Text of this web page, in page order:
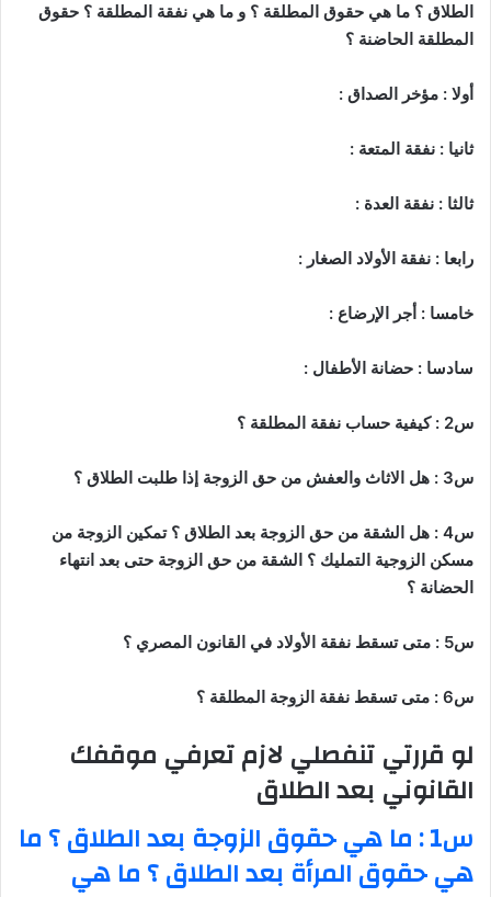
الطلاق ؟ ما هي حقوق المطلقة ؟ و ما هي نفقة المطلقة ؟ حقوق
المطلقة الحاضنة ؟
أولا : مؤخر الصداق :
ثانيا : نفقة المتعة :
ثالثا : نفقة العدة :
رابعا : نفقة الأولاد الصغار :
خامسا : أجر الإرضاع :
سادسا : حضانة الأطفال :
س2 : كيفية حساب نفقة المطلقة ؟
س3 : هل الاثاث والعفش من حق الزوجة إذا طلبت الطلاق ؟
س4 : هل الشقة من حق الزوجة بعد الطلاق ؟ تمكين الزوجة من
مسكن الزوجية التمليك ؟ الشقة من حق الزوجة حتى بعد انتهاء
الحضانة ؟
س5 : متى تسقط نفقة الأولاد في القانون المصري ؟
س6 : متى تسقط نفقة الزوجة المطلقة ؟
لو قررتي تنفصلي لازم تعرفي موقفك
القانوني بعد الطلاق
س1 : ما هي حقوق الزوجة بعد الطلاق ؟ ما
هي حقوق المرأة بعد الطلاق ؟ ما هي